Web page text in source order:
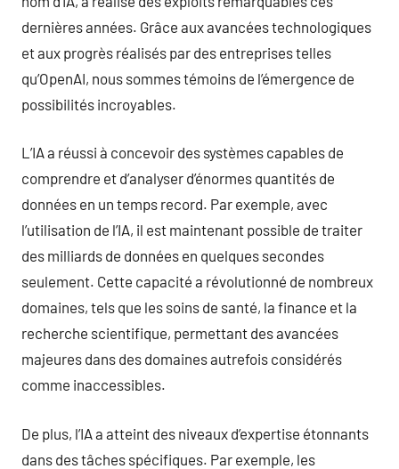
dernières années. Grâce aux avancées technologiques
et aux progrès réalisés par des entreprises telles
qu’OpenAI, nous sommes témoins de l’émergence de
possibilités incroyables.
L’IA a réussi à concevoir des systèmes capables de
comprendre et d’analyser d’énormes quantités de
données en un temps record. Par exemple, avec
l’utilisation de l’IA, il est maintenant possible de traiter
des milliards de données en quelques secondes
seulement. Cette capacité a révolutionné de nombreux
domaines, tels que les soins de santé, la finance et la
recherche scientifique, permettant des avancées
majeures dans des domaines autrefois considérés
comme inaccessibles.
De plus, l’IA a atteint des niveaux d’expertise étonnants
dans des tâches spécifiques. Par exemple, les